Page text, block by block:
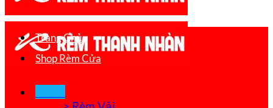
Trang Chủ
Shop Rèm Cửa